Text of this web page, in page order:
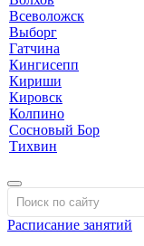
Всеволожск
Выборг
Гатчина
Кингисепп
Кириши
Кировск
Колпино
Сосновый Бор
Тихвин
Расписание занятий